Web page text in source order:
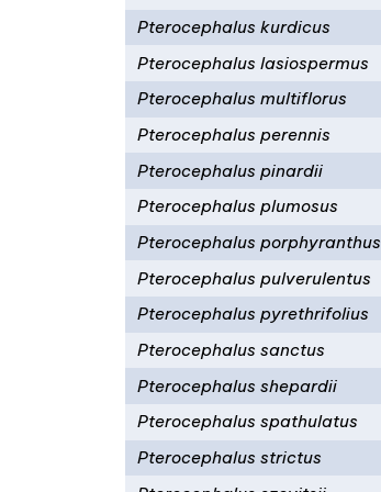
Pterocephalus kurdicus
Pterocephalus lasiospermus
Pterocephalus multiflorus
Pterocephalus perennis
Pterocephalus pinardii
Pterocephalus plumosus
Pterocephalus porphyranthus
Pterocephalus pulverulentus
Pterocephalus pyrethrifolius
Pterocephalus sanctus
Pterocephalus shepardii
Pterocephalus spathulatus
Pterocephalus strictus